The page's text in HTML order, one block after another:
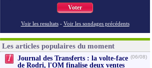
Voter
Voir les resultats - Voir les sondages précédents
Les articles populaires du moment
1
Journal des Transferts : la volte-face
de Rodri, l'OM finalise deux ventes
(06/08)